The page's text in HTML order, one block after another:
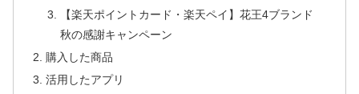
【楽天ポイントカード・楽天ペイ】花王4ブランド
秋の感謝キャンペーン
購入した商品
活用したアプリ